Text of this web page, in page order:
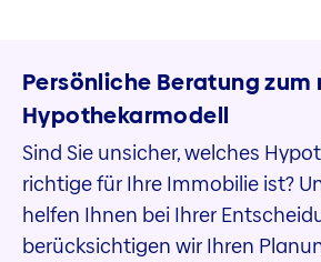
Persönliche Beratung
Hypothekarmodell
Sind Sie unsicher, welches
richtige für Ihre Immobilie ist?
helfen Ihnen bei Ihrer
berücksichtigen wir Ihren